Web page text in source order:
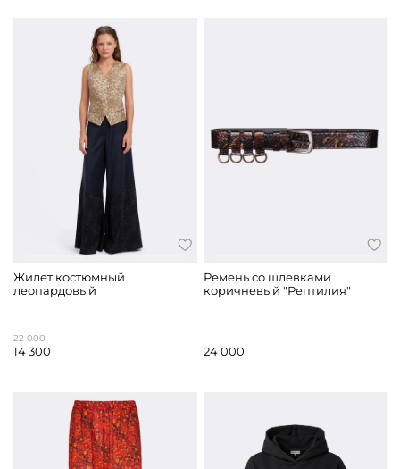
Жилет костюмный
леопардовый
22 000
14 300
Ремень со шлевками
коричневый "Рептилия"
24 000